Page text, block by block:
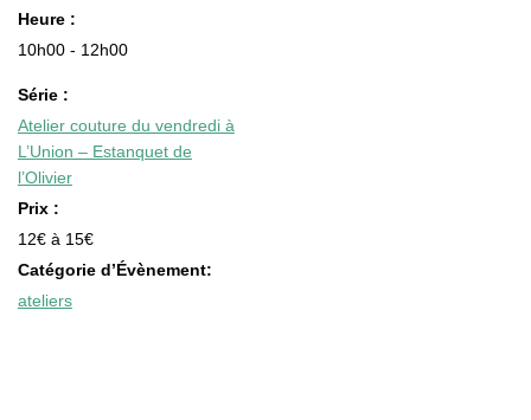
Heure :
10h00 - 12h00
Série :
Atelier couture du vendredi à
L’Union – Estanquet de
l’Olivier
Prix :
12€ à 15€
Catégorie d’Évènement:
ateliers